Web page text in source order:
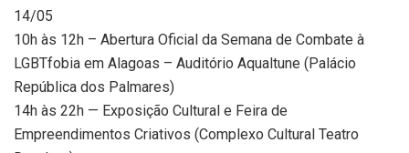
14/05
10h às 12h – Abertura Oficial da Semana de Combate à
LGBTfobia em Alagoas – Auditório Aqualtune (Palácio
República dos Palmares)
14h às 22h — Exposição Cultural e Feira de
Empreendimentos Criativos (Complexo Cultural Teatro